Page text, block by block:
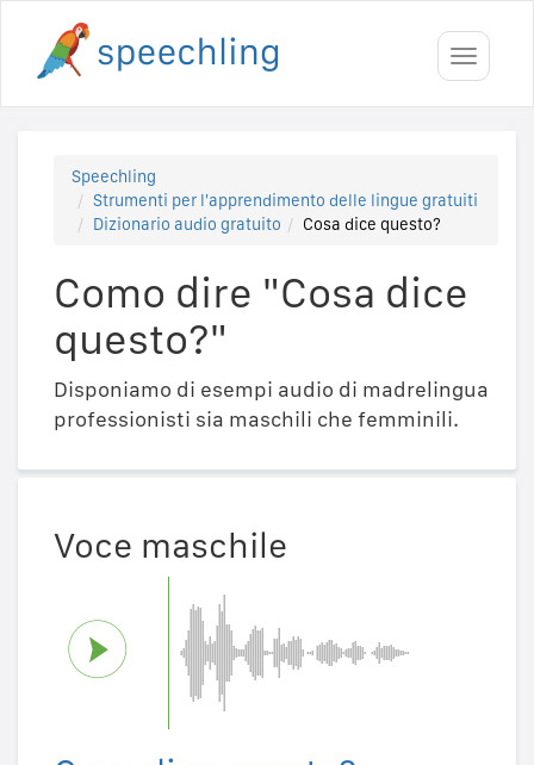
Toggle
Speechling
Strumenti per l'apprendimento delle lingue gratuiti
Dizionario audio gratuito
Cosa dice questo?
Como dire "Cosa dice
questo?"
Disponiamo di esempi audio di madrelingua
professionisti sia maschili che femminili.
Voce maschile